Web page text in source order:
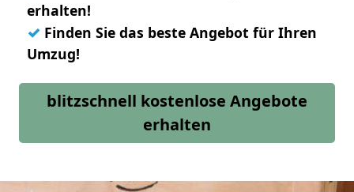
erhalten!
✓ Finden Sie das beste Angebot für Ihren
Umzug!
blitzschnell kostenlose Angebote
erhalten